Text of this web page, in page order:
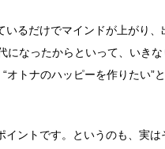
るだけでマインドが上がり
になったからといって、いき
オトナのハッピーを作りたい”
ントです。というのも、実